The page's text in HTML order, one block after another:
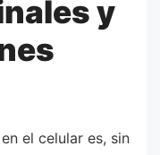
y
el celular es, sin